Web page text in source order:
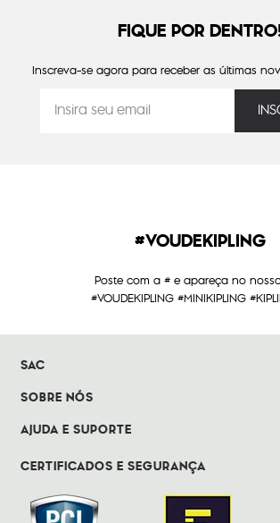
FIQUE POR
Inscreva-se agora para receber as últimas
#VOUDEKIPLING
Poste com a # e apareça no
#VOUDEKIPLING #MINIKIPLING
SAC
SOBRE NÓS
AJUDA E SUPORTE
CERTIFICADOS E SEGURANÇA